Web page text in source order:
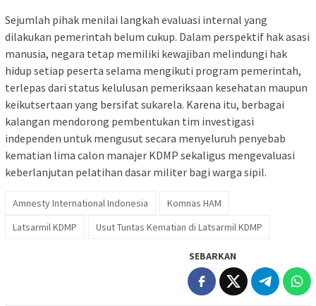
Sejumlah pihak menilai langkah evaluasi internal yang
dilakukan pemerintah belum cukup. Dalam perspektif hak asasi
manusia, negara tetap memiliki kewajiban melindungi hak
hidup setiap peserta selama mengikuti program pemerintah,
terlepas dari status kelulusan pemeriksaan kesehatan maupun
keikutsertaan yang bersifat sukarela. Karena itu, berbagai
kalangan mendorong pembentukan tim investigasi
independen untuk mengusut secara menyeluruh penyebab
kematian lima calon manajer KDMP sekaligus mengevaluasi
keberlanjutan pelatihan dasar militer bagi warga sipil.
Amnesty International Indonesia
Komnas HAM
Latsarmil KDMP
Usut Tuntas Kematian di Latsarmil KDMP
SEBARKAN